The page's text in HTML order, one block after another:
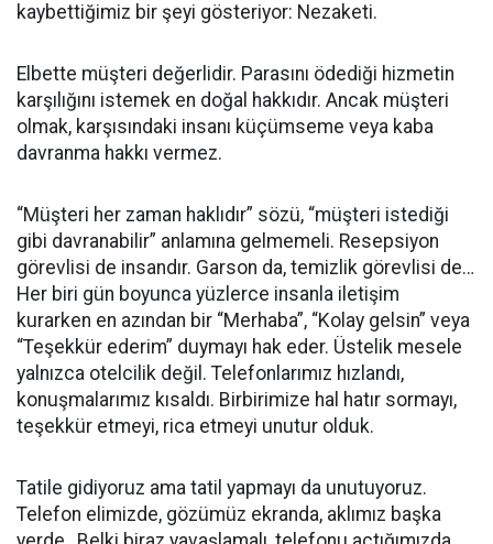
kaybettiğimiz bir şeyi gösteriyor: Nezaketi.
Elbette müşteri değerlidir. Parasını ödediği hizmetin
karşılığını istemek en doğal hakkıdır. Ancak müşteri
olmak, karşısındaki insanı küçümseme veya kaba
davranma hakkı vermez.
“Müşteri her zaman haklıdır” sözü, “müşteri istediği
gibi davranabilir” anlamına gelmemeli. Resepsiyon
görevlisi de insandır. Garson da, temizlik görevlisi de…
Her biri gün boyunca yüzlerce insanla iletişim
kurarken en azından bir “Merhaba”, “Kolay gelsin” veya
“Teşekkür ederim” duymayı hak eder. Üstelik mesele
yalnızca otelcilik değil. Telefonlarımız hızlandı,
konuşmalarımız kısaldı. Birbirimize hal hatır sormayı,
teşekkür etmeyi, rica etmeyi unutur olduk.
Tatile gidiyoruz ama tatil yapmayı da unutuyoruz.
Telefon elimizde, gözümüz ekranda, aklımız başka